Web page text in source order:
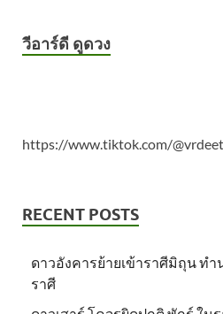
วีอาร์ดี ดูดวง
https://www.tiktok.com/
RECENT POSTS
ดาวอังคารย้ายเข้าราศีมิถุน ท
ราศี